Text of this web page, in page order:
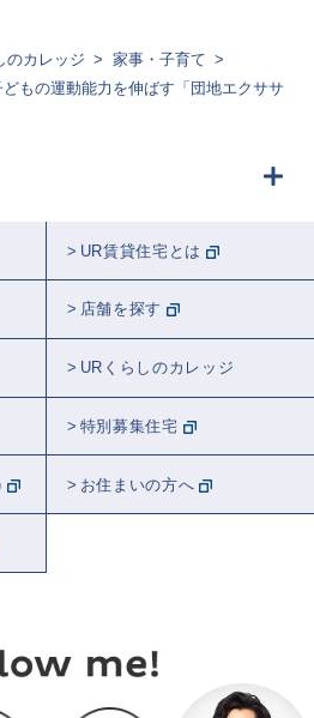
のカレッジ
家事・子育て
もの運動能力を伸ばす「団地エクササ
UR賃貸住宅とは
店舗を探す
URくらしのカレッジ
特別募集住宅
お住まいの方へ